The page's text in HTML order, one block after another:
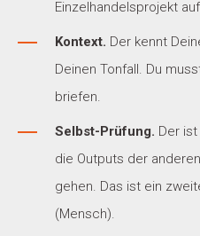
Einzelhandelsprojekt
Kontext. Der kennt
Deinen Tonfall. Du
briefen.
Selbst-Prüfung. Der
die Outputs der
gehen. Das ist ein
(Mensch).